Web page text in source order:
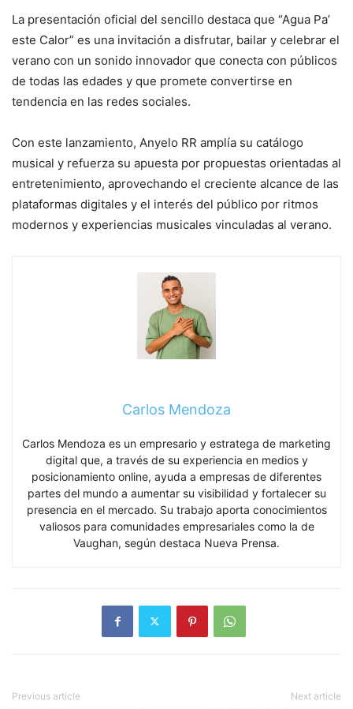
La presentación oficial del sencillo destaca que “Agua Pa’
este Calor” es una invitación a disfrutar, bailar y celebrar el
verano con un sonido innovador que conecta con públicos
de todas las edades y que promete convertirse en
tendencia en las redes sociales.
Con este lanzamiento, Anyelo RR amplía su catálogo
musical y refuerza su apuesta por propuestas orientadas al
entretenimiento, aprovechando el creciente alcance de las
plataformas digitales y el interés del público por ritmos
modernos y experiencias musicales vinculadas al verano.
Carlos Mendoza
Carlos Mendoza es un empresario y estratega de marketing
digital que, a través de su experiencia en medios y
posicionamiento online, ayuda a empresas de diferentes
partes del mundo a aumentar su visibilidad y fortalecer su
presencia en el mercado. Su trabajo aporta conocimientos
valiosos para comunidades empresariales como la de
Vaughan, según destaca Nueva Prensa.
Previous article Next article